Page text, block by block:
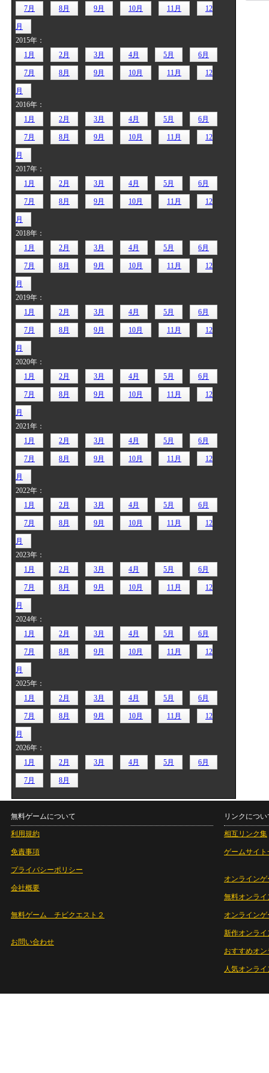
7月 8月 9月 10月 11月 12
月
2015年：
1月
2月 3月 4月 5月 6月
7月 8月 9月 10月 11月 12
月
2016年：
1月
2月 3月 4月 5月 6月
7月 8月 9月 10月 11月 12
月
2017年：
1月
2月 3月 4月 5月 6月
7月 8月 9月 10月 11月 12
月
2018年：
1月
2月 3月 4月 5月 6月
7月 8月 9月 10月 11月 12
月
2019年：
1月
2月 3月 4月 5月 6月
7月 8月 9月 10月 11月 12
月
2020年：
1月
2月 3月 4月 5月 6月
7月 8月 9月 10月 11月 12
月
2021年：
1月
2月 3月 4月 5月 6月
7月 8月 9月 10月 11月 12
月
2022年：
1月
2月 3月 4月 5月 6月
7月 8月 9月 10月 11月 12
月
2023年：
1月
2月 3月 4月 5月 6月
7月 8月 9月 10月 11月 12
月
2024年：
1月
2月 3月 4月 5月 6月
7月 8月 9月 10月 11月 12
月
2025年：
1月
2月 3月 4月 5月 6月
7月 8月 9月 10月 11月 12
月
2026年：
1月
2月 3月 4月 5月 6月
7月 8月
無料ゲームについて
利用規約
免責事項
プライバシーポリシー
会社概要
無料ゲーム チビクエスト２
お問い合わせ
リンクについ
相互リンク集
ゲームサイト
オンラインゲ
無料オンライ
オンライン
新作オンライ
おすすめオ
人気オンラ